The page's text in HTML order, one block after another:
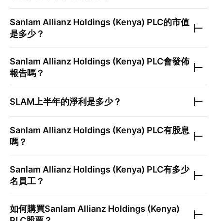
Sanlam Allianz Holdings (Kenya) PLC的市值
是多少？
Sanlam Allianz Holdings (Kenya) PLC會發佈
報告嗎？
SLAM 上半年的淨利是多少？
Sanlam Allianz Holdings (Kenya) PLC有股息
嗎？
Sanlam Allianz Holdings (Kenya) PLC有多少
名員工？
如何購買Sanlam Allianz Holdings (Kenya)